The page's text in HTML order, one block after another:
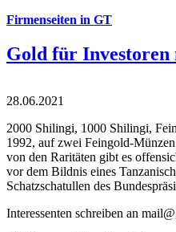
Firmenseiten in GT
Gold für
28.06.2021
2000 Shilingi, 1000 Shilingi,
1992, auf zwei Feingold-
von den Raritäten gibt es
vor dem Bildnis eines
Schatzschatullen des
Interessenten schreiben an